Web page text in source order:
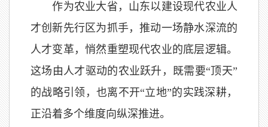
作为农业大省，山东以建设现代农业人
才创新先行区为抓手，推动一场静水深流的
人才变革，悄然重塑现代农业的底层逻辑。
这场由人才驱动的农业跃升，既需要“顶天”
的战略引领，也离不开“立地”的实践深耕，
正沿着多个维度向纵深推进。